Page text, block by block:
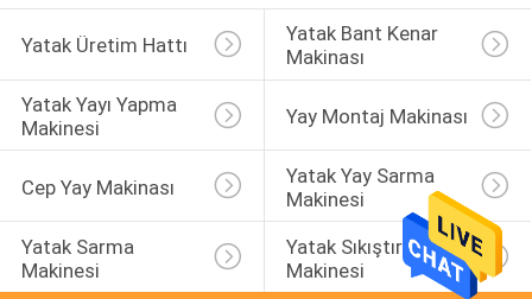
Yatak Üretim Hattı
Yatak Bant Kenar
Makinası
Yatak Yayı Yapma
Makinesi
Yay Montaj Makinası
Cep Yay Makinası
Yatak Yay Sarma
Makinesi
Yatak Sarma
Makinesi
Yatak Sıkıştırma
Makinesi